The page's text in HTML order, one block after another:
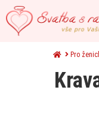
Pro